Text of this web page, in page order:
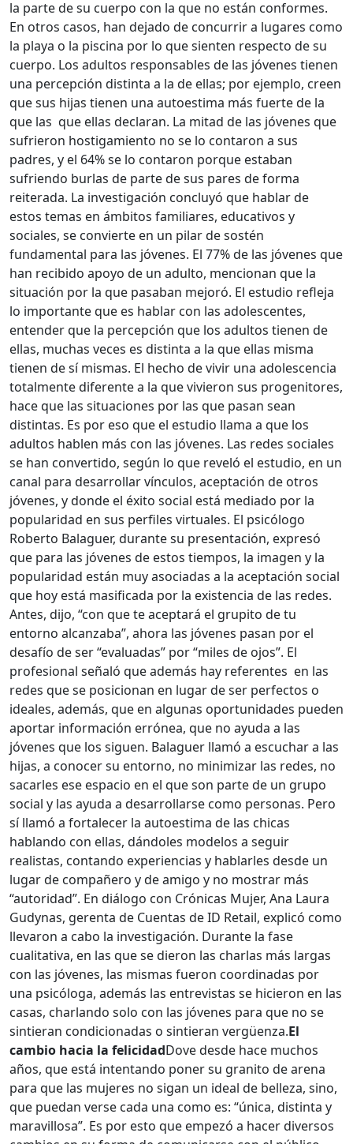
la parte de su cuerpo con la que no están conformes.
En otros casos, han dejado de concurrir a lugares como
la playa o la piscina por lo que sienten respecto de su
cuerpo. Los adultos responsables de las jóvenes tienen
una percepción distinta a la de ellas; por ejemplo, creen
que sus hijas tienen una autoestima más fuerte de la
que las que ellas declaran. La mitad de las jóvenes que
sufrieron hostigamiento no se lo contaron a sus
padres, y el 64% se lo contaron porque estaban
sufriendo burlas de parte de sus pares de forma
reiterada. La investigación concluyó que hablar de
estos temas en ámbitos familiares, educativos y
sociales, se convierte en un pilar de sostén
fundamental para las jóvenes. El 77% de las jóvenes que
han recibido apoyo de un adulto, mencionan que la
situación por la que pasaban mejoró. El estudio refleja
lo importante que es hablar con las adolescentes,
entender que la percepción que los adultos tienen de
ellas, muchas veces es distinta a la que ellas misma
tienen de sí mismas. El hecho de vivir una adolescencia
totalmente diferente a la que vivieron sus progenitores,
hace que las situaciones por las que pasan sean
distintas. Es por eso que el estudio llama a que los
adultos hablen más con las jóvenes. Las redes sociales
se han convertido, según lo que reveló el estudio, en un
canal para desarrollar vínculos, aceptación de otros
jóvenes, y donde el éxito social está mediado por la
popularidad en sus perfiles virtuales. El psicólogo
Roberto Balaguer, durante su presentación, expresó
que para las jóvenes de estos tiempos, la imagen y la
popularidad están muy asociadas a la aceptación social
que hoy está masificada por la existencia de las redes.
Antes, dijo, “con que te aceptará el grupito de tu
entorno alcanzaba”, ahora las jóvenes pasan por el
desafío de ser “evaluadas” por “miles de ojos”. El
profesional señaló que además hay referentes en las
redes que se posicionan en lugar de ser perfectos o
ideales, además, que en algunas oportunidades pueden
aportar información errónea, que no ayuda a las
jóvenes que los siguen. Balaguer llamó a escuchar a las
hijas, a conocer su entorno, no minimizar las redes, no
sacarles ese espacio en el que son parte de un grupo
social y las ayuda a desarrollarse como personas. Pero
sí llamó a fortalecer la autoestima de las chicas
hablando con ellas, dándoles modelos a seguir
realistas, contando experiencias y hablarles desde un
lugar de compañero y de amigo y no mostrar más
“autoridad”. En diálogo con Crónicas Mujer, Ana Laura
Gudynas, gerenta de Cuentas de ID Retail, explicó como
llevaron a cabo la investigación. Durante la fase
cualitativa, en las que se dieron las charlas más largas
con las jóvenes, las mismas fueron coordinadas por
una psicóloga, además las entrevistas se hicieron en las
casas, charlando solo con las jóvenes para que no se
sintieran condicionadas o sintieran vergüenza.El
cambio hacia la felicidadDove desde hace muchos
años, que está intentando poner su granito de arena
para que las mujeres no sigan un ideal de belleza, sino,
que puedan verse cada una como es: “única, distinta y
maravillosa”. Es por esto que empezó a hacer diversos